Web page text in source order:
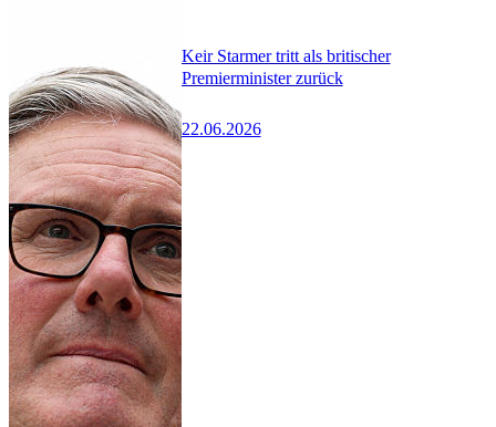
Keir Starmer tritt als britischer
Premierminister zurück
22.06.2026